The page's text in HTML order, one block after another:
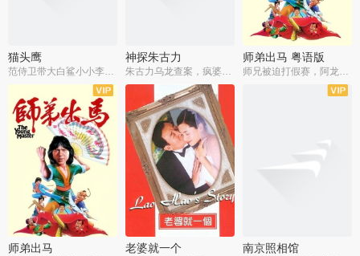
猫头鹰
范侍卫带大白鲨小小李破案寻妃
神探朱古力
朱古力乌龙查案，疯婆子神助攻
师弟出马 粤语版
师兄被迫打假赛，阿龙追查斗黑帮
师弟出马 老婆就一个 南京照相馆